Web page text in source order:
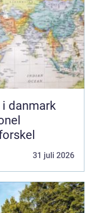
danmark
31 juli 2026